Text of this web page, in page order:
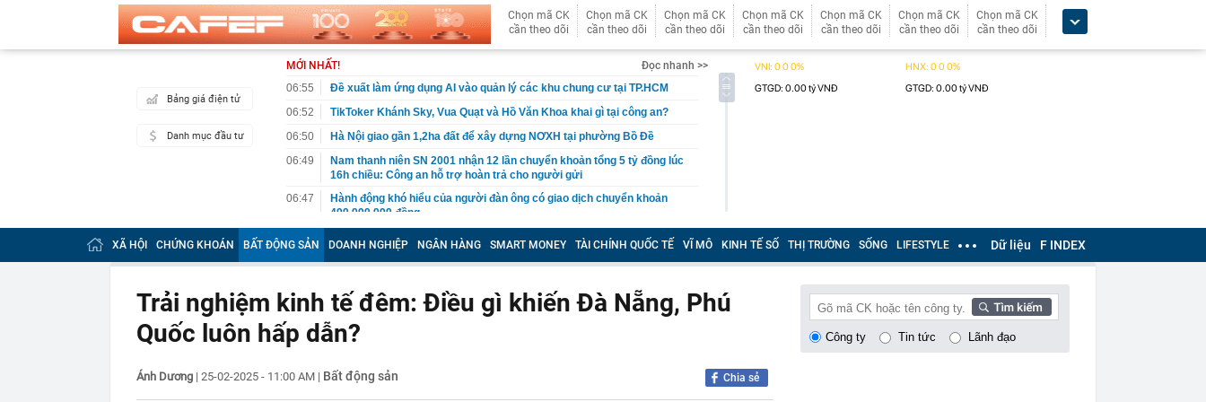
Chọn mã CK
cần theo dõi
Chọn mã CK
cần theo dõi
Chọn mã CK
cần theo dõi
Chọn mã CK
cần theo dõi
Chọn mã CK
cần theo dõi
Chọn mã CK
cần theo dõi
Chọn mã CK
cần theo dõi
Bảng giá điện tử
Danh mục đầu tư
MỚI NHẤT!
Đọc nhanh >>
06:55
Đề xuất làm ứng dụng AI vào quản lý các khu chung cư tại TP.HCM
06:52
TikToker Khánh Sky, Vua Quạt và Hồ Văn Khoa khai gì tại công an?
06:50
Hà Nội giao gần 1,2ha đất để xây dựng NƠXH tại phường Bồ Đề
06:49
Nam thanh niên SN 2001 nhận 12 lần chuyển khoản tổng 5 tỷ đồng lúc
16h chiều: Công an hỗ trợ hoàn trả cho người gửi
06:47
Hành động khó hiểu của người đàn ông có giao dịch chuyển khoản
499.999.999 đồng
06:44
Ngân hàng thu 'đống tiền' từ trái phiếu
06:40
Việt Nam có 1 nơi khí hậu mát mẻ quanh năm, bao quanh là núi đá
treo, tắm khoáng, khu vui chơi
06:38
Lãnh án tù vì nhận tiền chuyển nhầm nhưng không trả
06:32
Sau Vingroup, Sun Group, BIM Group...liên danh có nhà đầu tư đến từ
XÃ HỘI CHỨNG KHOÁN BẤT ĐỘNG SẢN DOANH NGHIỆP NGÂN HÀNG SMART MONEY TÀI CHÍNH QUỐC TẾ VĨ MÔ KINH TẾ SỐ THỊ TRƯỜNG SỐNG LIFESTYLE Dữ liệu F INDEX
Trải nghiệm kinh tế đêm: Điều gì khiến Đà Nẵng, Phú
Quốc luôn hấp dẫn?
Ánh Dương | 25-02-2025 - 11:00 AM | Bất động sản Chia sẻ
Công ty Tin tức Lãnh đạo